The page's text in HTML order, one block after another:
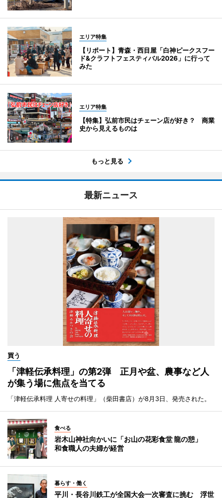
エリア特集
【リポート】青森・西目屋「白神ピークスフー
ド&クラフトフェスティバル2026」に行って
みた
エリア特集
【特集】弘前市民はチェーン店が好き？ 商業
史から見えるものは
もっと見る
最新ニュース
買う
「津軽伝承料理」の第2弾 正月や盆、農事など人
が集う場に焦点を当てる
「津軽伝承料理 人寄せの料理」（柴田書店）が8月3日、発売された。
食べる
岩木山神社向かいに「お山の花彩食堂 龍の憩」
和食職人の夫婦が経営
暮らす・働く
平川・長谷川鉄工が全国大会一次審査に挑む 浮世